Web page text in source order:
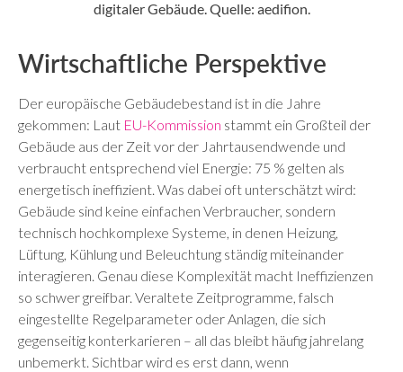
digitaler Gebäude. Quelle: aedifion.
Wirtschaftliche Perspektive
Der europäische Gebäudebestand ist in die Jahre
gekommen: Laut EU-Kommission stammt ein Großteil der
Gebäude aus der Zeit vor der Jahrtausendwende und
verbraucht entsprechend viel Energie: 75 % gelten als
energetisch ineffizient. Was dabei oft unterschätzt wird:
Gebäude sind keine einfachen Verbraucher, sondern
technisch hochkomplexe Systeme, in denen Heizung,
Lüftung, Kühlung und Beleuchtung ständig miteinander
interagieren. Genau diese Komplexität macht Ineffizienzen
so schwer greifbar. Veraltete Zeitprogramme, falsch
eingestellte Regelparameter oder Anlagen, die sich
gegenseitig konterkarieren – all das bleibt häufig jahrelang
unbemerkt. Sichtbar wird es erst dann, wenn